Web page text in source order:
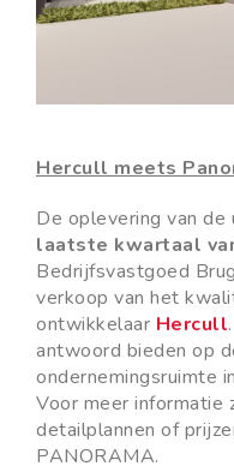
Hercull meets
De oplevering van
laatste kwartaal
Bedrijfsvastgoed
verkoop van het
ontwikkelaar Hercull
antwoord bieden op
ondernemingsruimte
Voor meer informatie
detailplannen of
PANORAMA.